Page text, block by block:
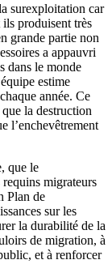
surexploitation car
produisent très
grande partie non
a appauvri
dans le monde
estime
année. Ce
la destruction
l’enchevêtrement
que le
migrateurs
Plan de
sur les
la durabilité de la
de migration, à
et à renforcer